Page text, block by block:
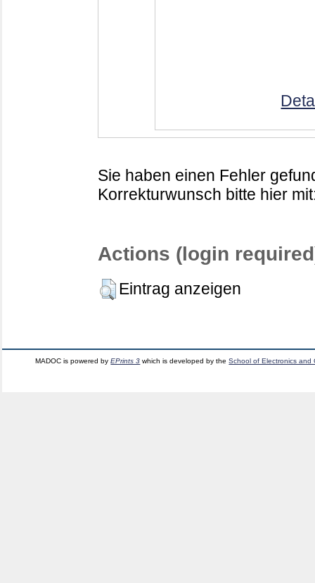
Sie haben einen Fehler
Korrekturwunsch bitte hier
Actions (login
Eintrag anzeigen
MADOC is powered byEPrints 3 which is developed by theSchool of Electronics and